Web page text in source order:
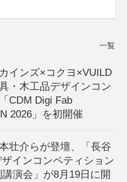
一覧
インズ×コクヨ×VUILD
・木工品デザインコン
CDM Digi Fab
2026」を初開催
壮介らが登壇、「長谷
インコンペティション
演会」が8月19日に開